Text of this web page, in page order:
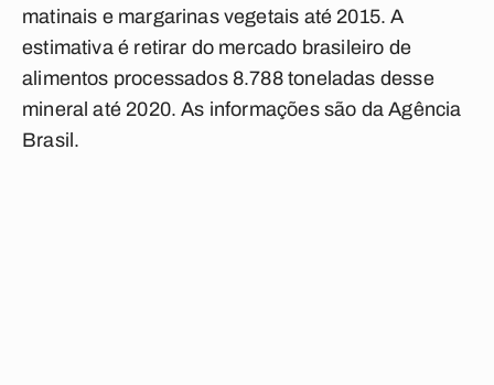
matinais e margarinas vegetais até 2015. A
estimativa é retirar do mercado brasileiro de
alimentos processados 8.788 toneladas desse
mineral até 2020. As informações são da Agência
Brasil.